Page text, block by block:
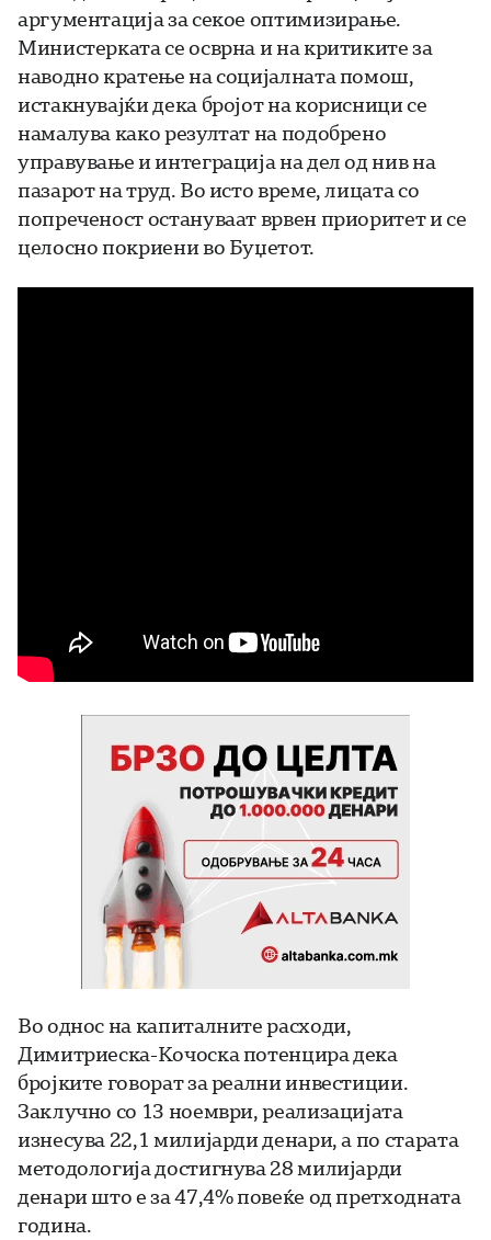
аргументација за секое оптимизирање.
Министерката се осврна и на критиките за
наводно кратење на социјалната помош,
истакнувајќи дека бројот на корисници се
намалува како резултат на подобрено
управување и интеграција на дел од нив на
пазарот на труд. Во исто време, лицата со
попреченост остануваат врвен приоритет и се
целосно покриени во Буџетот.
Во однос на капиталните расходи,
Димитриеска-Кочоска потенцира дека
бројките говорат за реални инвестиции.
Заклучно со 13 ноември, реализацијата
изнесува 22,1 милијарди денари, а по старата
методологија достигнува 28 милијарди
денари што е за 47,4% повеќе од претходната
година.